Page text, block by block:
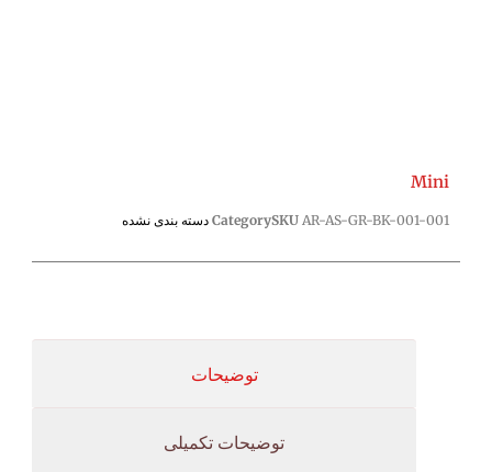
Mini
SKU AR-AS-GR-BK-001-001
Category دسته بندی نشده
توضیحات
توضیحات تکمیلی